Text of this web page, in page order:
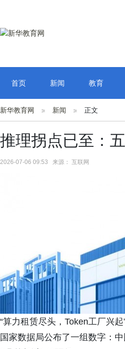
首页 新闻 教育
新华教育网 新闻 正文
推理拐点已至：
2026-07-06 09:53 来源： 互联网
“算力租赁尽头，Token工厂兴起
国家数据局公布了一组数字：